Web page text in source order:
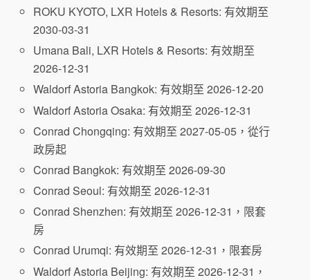
ROKU KYOTO, LXR Hotels & Resorts: 有效期至
2030-03-31
Umana Bali, LXR Hotels & Resorts: 有效期至
2026-12-31
Waldorf Astoria Bangkok: 有效期至 2026-12-20
Waldorf Astoria Osaka: 有效期至 2026-12-31
Conrad Chongqing: 有效期至 2027-05-05，從行
政房起
Conrad Bangkok: 有效期至 2026-09-30
Conrad Seoul: 有效期至 2026-12-31
Conrad Shenzhen: 有效期至 2026-12-31，限套
房
Conrad Urumqi: 有效期至 2026-12-31，限套房
Waldorf Astoria Beijing: 有效期至 2026-12-31，